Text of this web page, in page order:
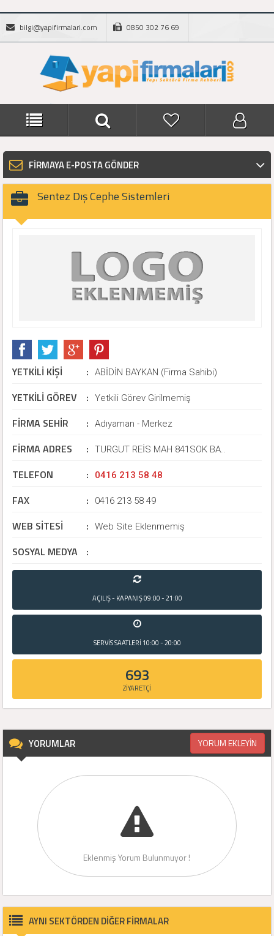
bilgi@yapifirmalari.com 0850 302 76 69
FİRMAYA E-POSTA GÖNDER
Sentez Dış Cephe Sistemleri
YETKİLİ KİŞİ : ABİDİN BAYKAN (Firma Sahibi)
YETKİLİ GÖREV : Yetkili Görev Girilmemiş
FİRMA SEHİR : Adıyaman - Merkez
FİRMA ADRES : TURGUT REİS MAH 841SOK BA..
TELEFON : 0416 213 58 48
FAX : 0416 213 58 49
WEB SİTESİ : Web Site Eklenmemiş
SOSYAL MEDYA :
AÇILIŞ - KAPANIŞ09:00 - 21:00
SERVİS SAATLERİ 10:00 - 20:00
693
ZİYARETÇİ
YORUMLAR YORUM EKLEYİN
Eklenmiş Yorum Bulunmuyor !
AYNI SEKTÖRDEN DİĞER FİRMALAR